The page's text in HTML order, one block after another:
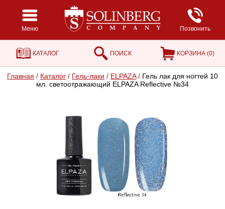
Меню Позвонить
КАТАЛОГ ПОИСК КОРЗИНА (0)
Главная / Каталог / Гель-лаки / ELPAZA / Гель лак для ногтей 10
мл. светоотражающий ELPAZA Reflective №34